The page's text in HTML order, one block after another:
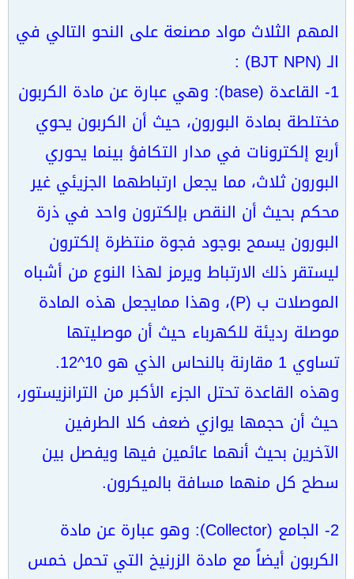
المهم الثلاث مواد مصنعة على النحو التالي في
الـ (BJT NPN) :
1- القاعدة (base): وهي عبارة عن مادة الكربون
مختلطة بمادة البورون، حيث أن الكربون يحوي
أربع إلكترونات في مدار التكافؤ بينما يحوري
البورون ثلاث، مما يجعل ارتباطهما الجزيئي غير
محكم بحيث أن النقص بإلكترون واحد في ذرة
البورون يسمح بوجود فجوة منتظرة إلكترون
ليستقر ذلك الارتباط ويرمز لهذا النوع من أشباه
الموصلات ب (P)، وهذا ممايجعل هذه المادة
موصلة رديئة للكهرباء حيث أن موصليتها
تساوي 1 مقارنة بالنحاس الذي هو 10^12.
وهذه القاعدة تحتل الجزء الأكبر من الترانزيستور،
حيث أن حجمها يوازي ضعف كلا الطرفين
الآخرين بحيث أنهما عائمين فيها ويفصل بين
سطح كل منهما مسافة بالميكرون.
2- الجامع (Collector): وهو عبارة عن مادة
الكربون أيضاً مع مادة الزرنيخ التي تحمل خمس